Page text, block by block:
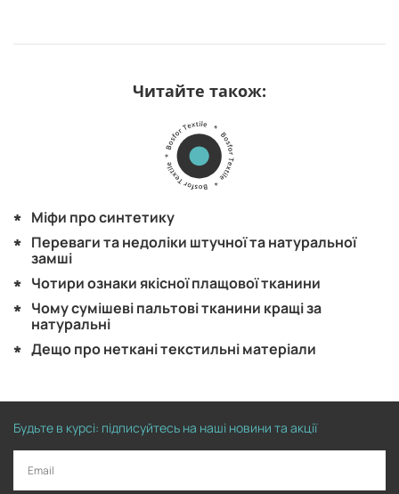
Читайте також:
Міфи про синтетику
Переваги та недоліки штучної та натуральної
замші
Чотири ознаки якісної плащової тканини
Чому сумішеві пальтові тканини кращі за
натуральні
Дещо про неткані текстильні матеріали
Будьте в курсі: підписуйтесь на наші новини та акції